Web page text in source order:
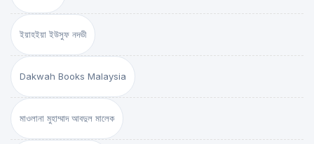
ইয়াহইয়া ইউসুফ নদভী
Dakwah Books Malaysia
মাওলানা মুহাম্মাদ আবদুল মালেক